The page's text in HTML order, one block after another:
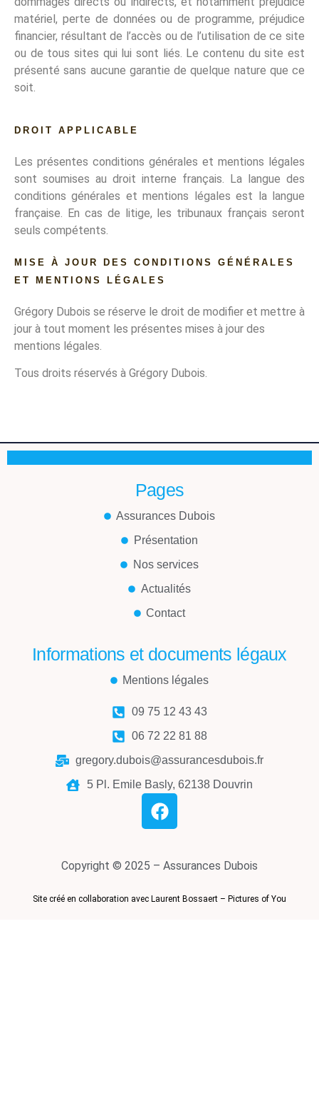
matériel, perte de données ou de programme, préjudice
financier, résultant de l’accès ou de l’utilisation de ce site
ou de tous sites qui lui sont liés. Le contenu du site est
présenté sans aucune garantie de quelque nature que ce
soit.
DROIT APPLICABLE
Les présentes conditions générales et mentions légales
sont soumises au droit interne français. La langue des
conditions générales et mentions légales est la langue
française. En cas de litige, les tribunaux français seront
seuls compétents.
MISE À JOUR DES CONDITIONS GÉNÉRALES
ET MENTIONS LÉGALES
Grégory Dubois se réserve le droit de modifier et mettre à
jour à tout moment les présentes mises à jour des
mentions légales.
Tous droits réservés à Grégory Dubois.
Pages
Assurances Dubois
Présentation
Nos services
Actualités
Contact
Informations et documents légaux
Mentions légales
09 75 12 43 43
06 72 22 81 88
gregory.dubois@assurancesdubois.fr
5 Pl. Emile Basly, 62138 Douvrin
Copyright © 2025 – Assurances Dubois
Site créé en collaboration avec Laurent Bossaert – Pictures of You